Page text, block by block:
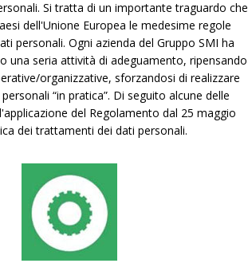
Si tratta di un importante traguardo che
dell'Unione Europea le medesime regole
personali. Ogni azienda del Gruppo SMI ha
una seria attività di adeguamento, ripensando
organizzative, sforzandosi di realizzare
“in pratica”. Di seguito alcune delle
del Regolamento dal 25 maggio
dei trattamenti dei dati personali.